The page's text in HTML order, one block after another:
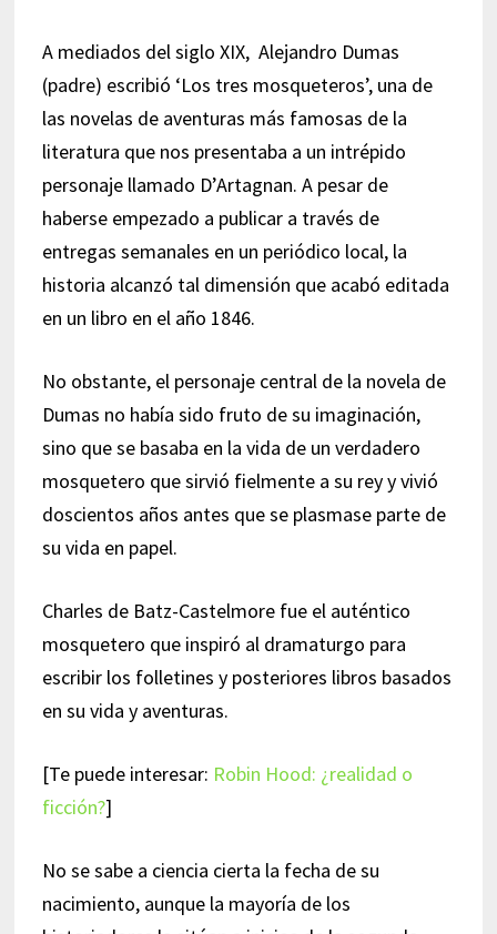
A mediados del siglo XIX, Alejandro Dumas
(padre) escribió ‘Los tres mosqueteros’, una de
las novelas de aventuras más famosas de la
literatura que nos presentaba a un intrépido
personaje llamado D’Artagnan. A pesar de
haberse empezado a publicar a través de
entregas semanales en un periódico local, la
historia alcanzó tal dimensión que acabó editada
en un libro en el año 1846.
No obstante, el personaje central de la novela de
Dumas no había sido fruto de su imaginación,
sino que se basaba en la vida de un verdadero
mosquetero que sirvió fielmente a su rey y vivió
doscientos años antes que se plasmase parte de
su vida en papel.
Charles de Batz-Castelmore fue el auténtico
mosquetero que inspiró al dramaturgo para
escribir los folletines y posteriores libros basados
en su vida y aventuras.
[Te puede interesar: Robin Hood: ¿realidad o
ficción?]
No se sabe a ciencia cierta la fecha de su
nacimiento, aunque la mayoría de los